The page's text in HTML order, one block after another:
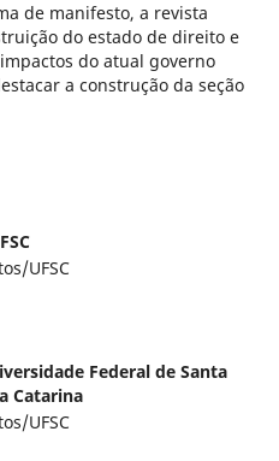
de manifesto, a revista
do estado de direito e
do atual governo
a construção da seção
UFSC
Federal de Santa
Catarina
UFSC